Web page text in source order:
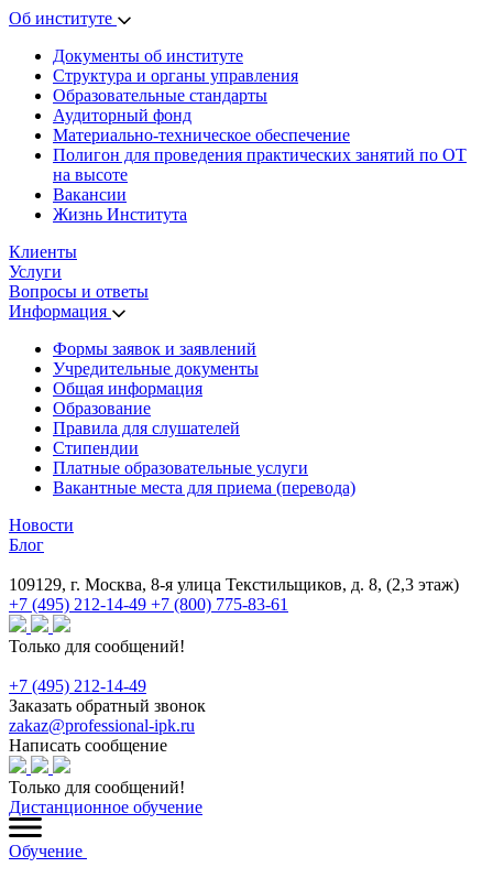
Об институте
Документы об институте
Структура и органы управления
Образовательные стандарты
Аудиторный фонд
Материально-техническое обеспечение
Полигон для проведения практических занятий по ОТ
на высоте
Вакансии
Жизнь Института
Клиенты
Услуги
Вопросы и ответы
Информация
Формы заявок и заявлений
Учредительные документы
Общая информация
Образование
Правила для слушателей
Стипендии
Платные образовательные услуги
Вакантные места для приема (перевода)
Новости
Блог
109129, г. Москва, 8-я улица Текстильщиков, д. 8, (2,3 этаж)
+7 (495) 212-14-49 +7 (800) 775-83-61
Только для сообщений!
+7 (495) 212-14-49
Заказать обратный звонок
zakaz@professional-ipk.ru
Написать сообщение
Только для сообщений!
Дистанционное обучение
Обучение